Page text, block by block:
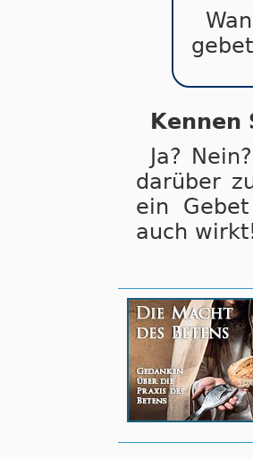
Kennen
Ja?
da­r­ü­ber
ein
auch